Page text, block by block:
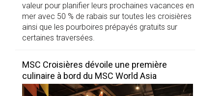
valeur pour planifier leurs prochaines vacances en
mer avec 50 % de rabais sur toutes les croisières
ainsi que les pourboires prépayés gratuits sur
certaines traversées.
MSC Croisières dévoile une première
culinaire à bord du MSC World Asia